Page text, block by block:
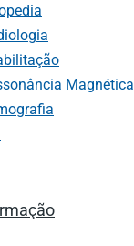
Magnética